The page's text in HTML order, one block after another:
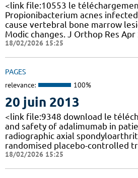
<link file:10553 le
Propionibacterium acnes
cause vertebral bone marrow
Modic changes. J Orthop Res
18/02/2026 15:25
PAGES
relevance: 100%
20 juin 2013
<link file:9348 download le
and safety of adalimumab in
radiographic axial
randomised placebo-controlled
18/02/2026 15:25